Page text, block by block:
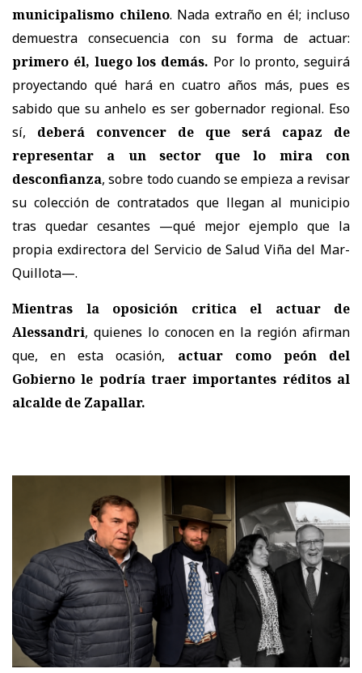
municipalismo chileno. Nada extraño en él; incluso
demuestra consecuencia con su forma de actuar:
primero él, luego los demás. Por lo pronto, seguirá
proyectando qué hará en cuatro años más, pues es
sabido que su anhelo es ser gobernador regional. Eso
sí, deberá convencer de que será capaz de
representar a un sector que lo mira con
desconfianza, sobre todo cuando se empieza a revisar
su colección de contratados que llegan al municipio
tras quedar cesantes —qué mejor ejemplo que la
propia exdirectora del Servicio de Salud Viña del Mar-
Quillota—.
Mientras la oposición critica el actuar de
Alessandri, quienes lo conocen en la región afirman
que, en esta ocasión, actuar como peón del
Gobierno le podría traer importantes réditos al
alcalde de Zapallar.